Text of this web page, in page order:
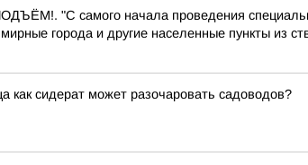
"С самого начала проведения
города и другие населенные пункты из
как сидерат может разочаровать садоводов?